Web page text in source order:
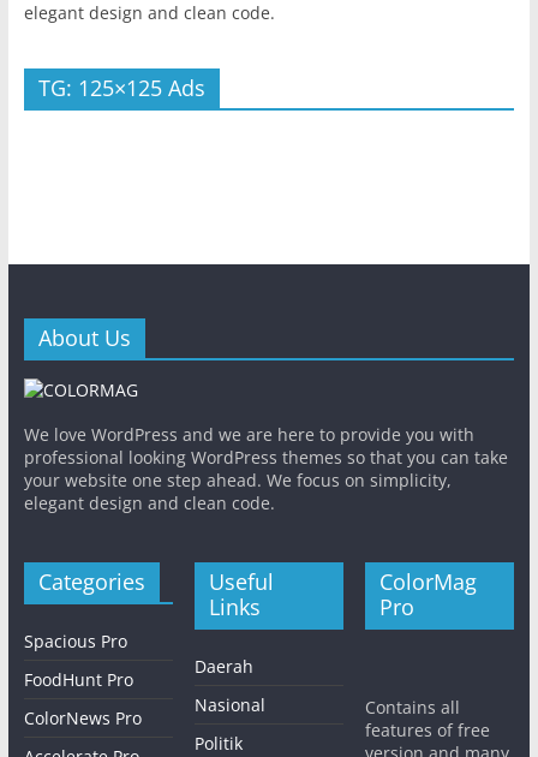
elegant design and clean code.
TG: 125×125 Ads
About Us
We love WordPress and we are here to provide you with
professional looking WordPress themes so that you can take
your website one step ahead. We focus on simplicity,
elegant design and clean code.
Categories
Spacious Pro
FoodHunt Pro
ColorNews Pro
Useful
Links
Daerah
Nasional
Politik
ColorMag
Pro
Contains all
features of free